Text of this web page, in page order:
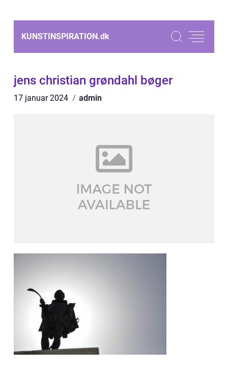
KUNSTINSPIRATION.dk
jens christian grøndahl bøger
17 januar 2024 admin